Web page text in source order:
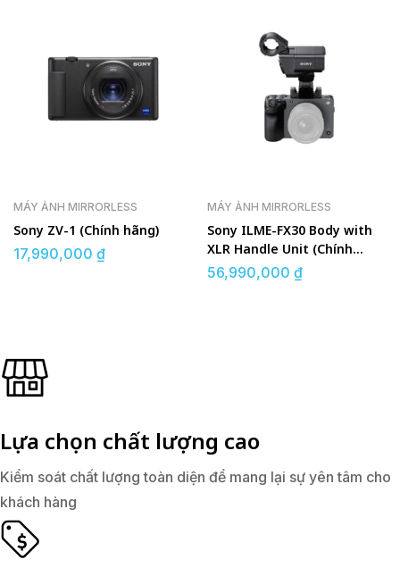
MÁY ẢNH MIRRORLESS
Sony ZV-1 (Chính hãng)
17,990,000 ₫
MÁY ẢNH MIRRORLESS
Sony ILME-FX30 Body with
XLR Handle Unit (Chính
hãng)
56,990,000 ₫
Lựa chọn chất lượng cao
Kiểm soát chất lượng toàn diện để mang lại sự yên tâm cho
khách hàng